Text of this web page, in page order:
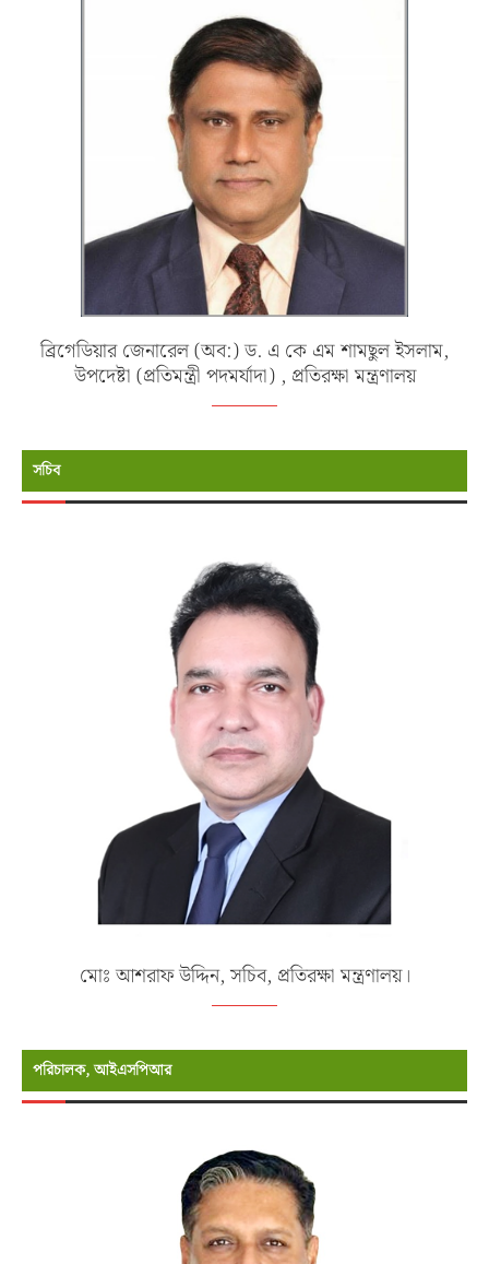
ব্রিগেডিয়ার জেনারেল (অব:) ড. এ কে এম শামছুল ইসলাম,
উপদেষ্টা (প্রতিমন্ত্রী পদমর্যাদা) , প্রতিরক্ষা মন্ত্রণালয়
সচিব
মোঃ আশরাফ উদ্দিন, সচিব, প্রতিরক্ষা মন্ত্রণালয়।
পরিচালক, আইএসপিআর